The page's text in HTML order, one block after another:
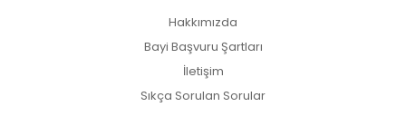
Hakkımızda
Bayi Başvuru Şartları
İletişim
Sıkça Sorulan Sorular